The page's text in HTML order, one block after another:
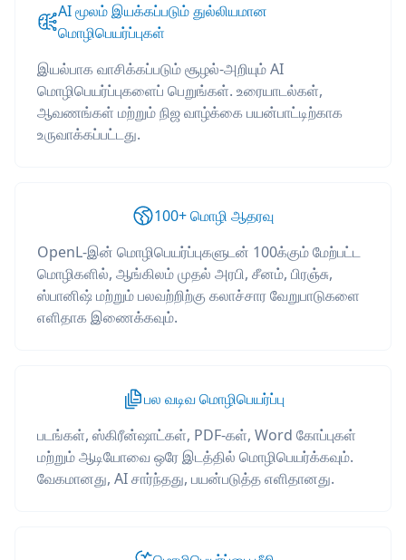
AI மூலம் இயக்கப்படும் துல்லியமான
மொழிபெயர்ப்புகள்
இயல்பாக வாசிக்கப்படும் சூழல்-அறியும் AI
மொழிபெயர்ப்புகளைப் பெறுங்கள். உரையாடல்கள்,
ஆவணங்கள் மற்றும் நிஜ வாழ்க்கை பயன்பாட்டிற்காக
உருவாக்கப்பட்டது.
100+ மொழி ஆதரவு
OpenL-இன் மொழிபெயர்ப்புகளுடன் 100க்கும் மேற்பட்ட
மொழிகளில், ஆங்கிலம் முதல் அரபி, சீனம், பிரஞ்சு,
ஸ்பானிஷ் மற்றும் பலவற்றிற்கு கலாச்சார வேறுபாடுகளை
எளிதாக இணைக்கவும்.
பல வடிவ மொழிபெயர்ப்பு
படங்கள், ஸ்கிரீன்ஷாட்கள், PDF-கள், Word கோப்புகள்
மற்றும் ஆடியோவை ஒரே இடத்தில் மொழிபெயர்க்கவும்.
வேகமானது, AI சார்ந்தது, பயன்படுத்த எளிதானது.